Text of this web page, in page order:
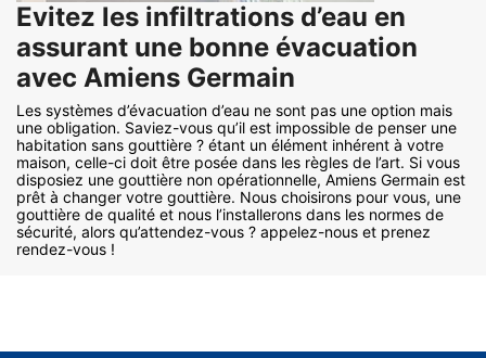
Evitez les infiltrations d’eau en
assurant une bonne évacuation
avec Amiens Germain
Les systèmes d’évacuation d’eau ne sont pas une option mais
une obligation. Saviez-vous qu’il est impossible de penser une
habitation sans gouttière ? étant un élément inhérent à votre
maison, celle-ci doit être posée dans les règles de l’art. Si vous
disposiez une gouttière non opérationnelle, Amiens Germain est
prêt à changer votre gouttière. Nous choisirons pour vous, une
gouttière de qualité et nous l’installerons dans les normes de
sécurité, alors qu’attendez-vous ? appelez-nous et prenez
rendez-vous !